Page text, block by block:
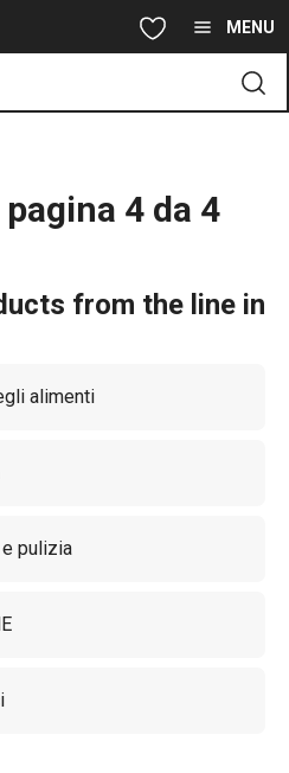
principale MENU
pagina 4 da 4
from the line in
alimenti
pulizia